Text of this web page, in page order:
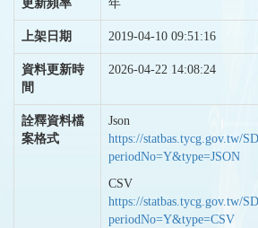
更新頻率 年
上架日期 2019-04-10 09:51:16
資料更新時
間
2026-04-22 14:08:24
詮釋資料檔
案格式
Json
https://statbas.tycg.gov.tw/
periodNo=Y&type=JSON
CSV
https://statbas.tycg.gov.tw/
periodNo=Y&type=CSV